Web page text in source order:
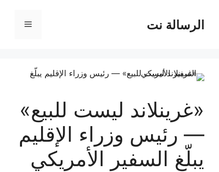
المحتوىالرسالة نت القائمة
«غرينلاند ليست للبيع»
— رئيس وزراء الإقليم
يبلّغ السفير الأمريكي